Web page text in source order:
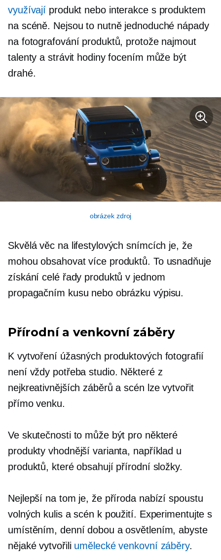
využívají produkt nebo interakce s produktem
na scéně. Nejsou to nutně jednoduché nápady
na fotografování produktů, protože najmout
talenty a strávit hodiny focením může být
drahé.
obrázek zdroj
Skvělá věc na lifestylových snímcích je, že
mohou obsahovat více produktů. To usnadňuje
získání celé řady produktů v jednom
propagačním kusu nebo obrázku výpisu.
Přírodní a venkovní záběry
K vytvoření úžasných produktových fotografií
není vždy potřeba studio. Některé z
nejkreativnějších záběrů a scén lze vytvořit
přímo venku.
Ve skutečnosti to může být pro některé
produkty vhodnější varianta, například u
produktů, které obsahují přírodní složky.
Nejlepší na tom je, že příroda nabízí spoustu
volných kulis a scén k použití. Experimentujte s
umístěním, denní dobou a osvětlením, abyste
nějaké vytvořili umělecké venkovní záběry.